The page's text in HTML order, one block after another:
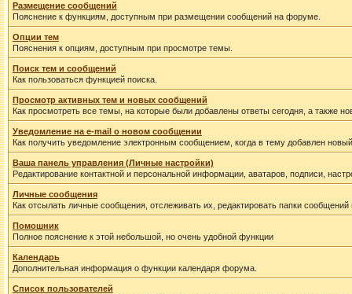
Размещение сообщений
Пояснение к функциям, доступным при размещении сообщений на форуме.
Опции тем
Пояснения к опциям, доступным при просмотре темы.
Поиск тем и сообщений
Как пользоваться функцией поиска.
Просмотр активных тем и новых сообщений
Как просмотреть все темы, на которые были добавлены ответы сегодня, а также
Уведомление на е-mail о новом сообщении
Как получить уведомление электронным сообщением, когда в тему добавлен новый
Ваша панель управления (Личные настройки)
Редактирование контактной и персональной информации, аватаров, подписи,
Личные сообщения
Как отсылать личные сообщения, отслеживать их, редактировать папки
Помошник
Полное пояснение к этой небольшой, но очень удобной функции
Календарь
Дополнительная информация о функции календаря форума.
Список пользователей